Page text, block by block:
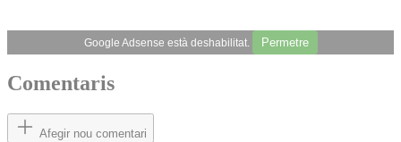
Google Adsense està deshabilitat. Permetre
Comentaris
Afegir nou comentari